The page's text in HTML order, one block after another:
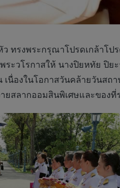
ว ทรงพระกรุณาโปรดเกล้าโ
ระวโรกาสให้ นางปิยหทัย ปิ
น เนื่องในโอกาสวันคล้ายวัน
ยสลากออมสินพิเศษและของที่